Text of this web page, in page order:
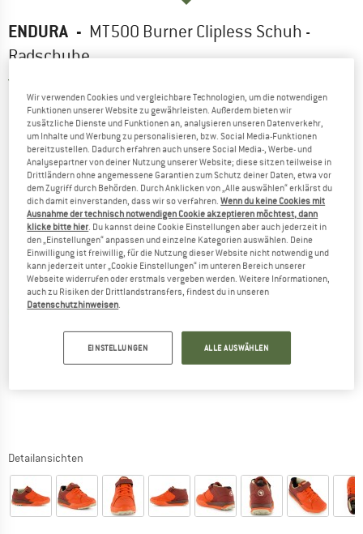
ENDURA - MT500 Burner Clipless Schuh -
Radschuhe
Detailansichten
Wir verwenden Cookies und vergleichbare Technologien, um die notwendigen
Funktionen unserer Website zu gewährleisten. Außerdem bieten wir
zusätzliche Dienste und Funktionen an, analysieren unseren Datenverkehr,
um Inhalte und Werbung zu personalisieren, bzw. Social Media-Funktionen
bereitzustellen. Dadurch erfahren auch unsere Social Media-, Werbe- und
Analysepartner von deiner Nutzung unserer Website; diese sitzen teilweise in
Drittländern ohne angemessene Garantien zum Schutz deiner Daten, etwa vor
dem Zugriff durch Behörden. Durch Anklicken von „Alle auswählen“ erklärst du
dich damit einverstanden, dass wir so verfahren.Wenn du keine Cookies mit
Ausnahme der technisch notwendigen Cookie akzeptieren möchtest, dann
klicke bitte hier . Du kannst deine Cookie Einstellungen aber auch jederzeit in
den „Einstellungen“ anpassen und einzelne Kategorien auswählen. Deine
Einwilligung ist freiwillig, für die Nutzung dieser Website nicht notwendig und
kann jederzeit unter „Cookie Einstellungen“ im unteren Bereich unserer
Webseite widerrufen oder erstmals vergeben werden. Weitere Informationen,
auch zu Risiken der Drittlandstransfers, findest du in unseren
Datenschutzhinweisen
EINSTELLUNGEN ALLE AUSWÄHLEN